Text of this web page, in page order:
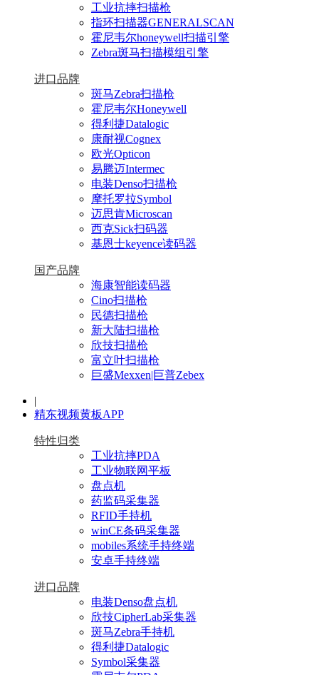
工业抗摔扫描枪
指环扫描器GENERALSCAN
霍尼韦尔honeywell扫描引擎
Zebra斑马扫描模组引擎
进口品牌
斑马Zebra扫描枪
霍尼韦尔Honeywell
得利捷Datalogic
康耐视Cognex
欧光Opticon
易腾迈Intermec
电装Denso扫描枪
摩托罗拉Symbol
迈思肯Microscan
西克Sick扫码器
基恩士keyence读码器
国产品牌
海康智能读码器
Cino扫描枪
民德扫描枪
新大陆扫描枪
欣技扫描枪
富立叶扫描枪
巨盛Mexxen|巨普Zebex
|
精东视频黄板APP
特性归类
工业抗摔PDA
工业物联网平板
盘点机
药监码采集器
RFID手持机
winCE条码采集器
mobiles系统手持终端
安卓手持终端
进口品牌
电装Denso盘点机
欣技CipherLab采集器
斑马Zebra手持机
得利捷Datalogic
Symbol采集器